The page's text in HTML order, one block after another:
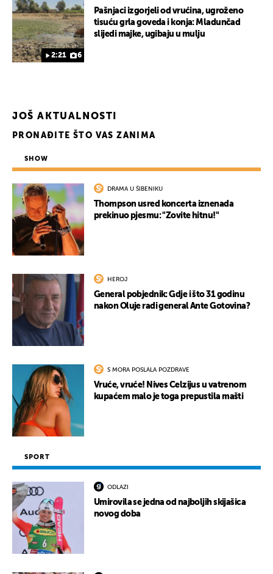
2:21 6
Pašnjaci izgorjeli od vrućina, ugroženo
tisuću grla goveda i konja: Mladunčad
slijedi majke, ugibaju u mulju
JOŠ AKTUALNOSTI
PRONAĐITE ŠTO VAS ZANIMA
SHOW
DRAMA U ŠIBENIKU
Thompson usred koncerta iznenada
prekinuo pjesmu: "Zovite hitnu!"
HEROJ
General pobjednik: Gdje i što 31 godinu
nakon Oluje radi general Ante Gotovina?
S MORA POSLALA POZDRAVE
Vruće, vruće! Nives Celzijus u vatrenom
kupaćem malo je toga prepustila mašti
SPORT
ODLAZI
Umirovila se jedna od najboljih skijašica
novog doba